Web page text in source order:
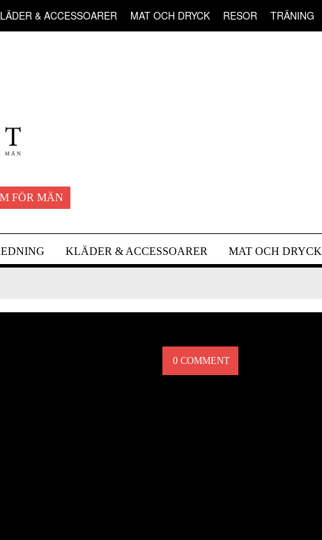
& ACCESSOARER MAT OCH DRYCK RESOR TRÄNING
FÖR MÄN
KLÄDER & ACCESSOARER MAT OCH DRYCK
0 COMMENT